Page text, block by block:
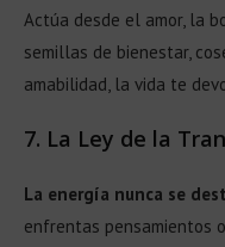
Actúa desde el amor, la
semillas de bienestar,
amabilidad, la vida te
7. La Ley de la
La energía nunca se
enfrentas pensamientos